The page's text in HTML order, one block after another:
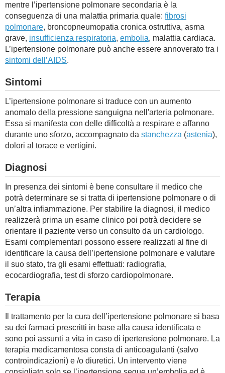
mentre l’ipertensione polmonare secondaria è la
conseguenza di una malattia primaria quale: fibrosi
polmonare, broncopneumopatia cronica ostruttiva, asma
grave, insufficienza respiratoria, embolia, malattia cardiaca.
L’ipertensione polmonare può anche essere annoverato tra i
sintomi dell’AIDS.
Sintomi
L’ipertensione polmonare si traduce con un aumento
anomalo della pressione sanguigna nell'arteria polmonare.
Essa si manifesta con delle difficoltà a respirare e affanno
durante uno sforzo, accompagnato da stanchezza (astenia),
dolori al torace e vertigini.
Diagnosi
In presenza dei sintomi è bene consultare il medico che
potrà determinare se si tratta di ipertensione polmonare o di
un’altra infiammazione. Per stabilire la diagnosi, il medico
realizzerà prima un esame clinico poi potrà decidere se
orientare il paziente verso un consulto da un cardiologo.
Esami complementari possono essere realizzati al fine di
identificare la causa dell’ipertensione polmonare e valutare
il suo stato, tra gli esami effettuati: radiografia,
ecocardiografia, test di sforzo cardiopolmonare.
Terapia
Il trattamento per la cura dell’ipertensione polmonare si basa
su dei farmaci prescritti in base alla causa identificata e
sono poi assunti a vita in caso di ipertensione polmonare. La
terapia medicamentosa consta di anticoagulanti (salvo
controindicazioni) e /o diuretici. Un intervento viene